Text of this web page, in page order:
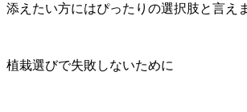
添えたい方にはぴったりの選択肢と言え
植栽選びで失敗しないために